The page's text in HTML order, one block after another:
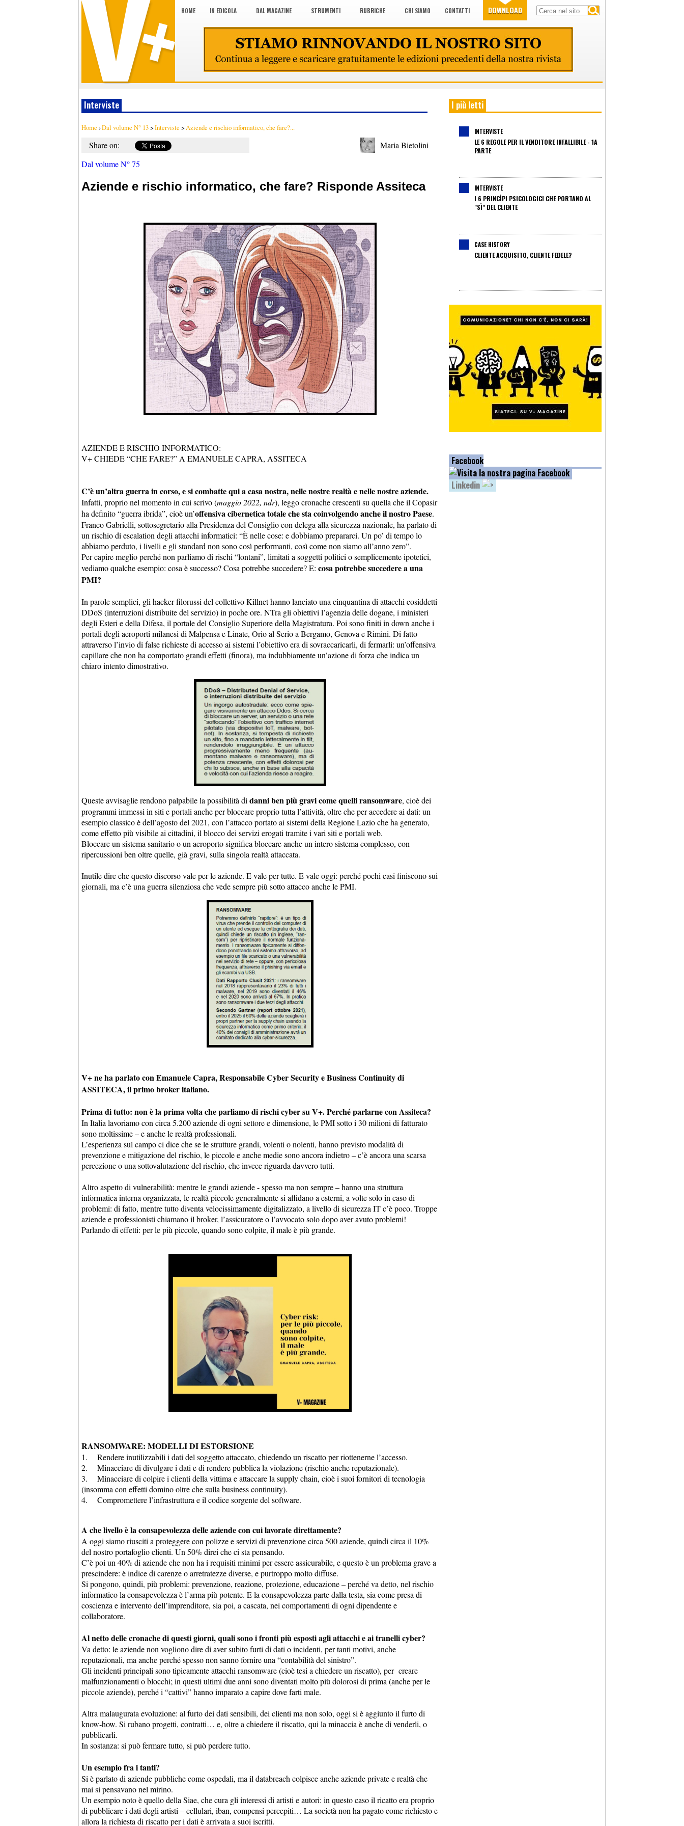
HOME IN EDICOLA DAL MAGAZINE STRUMENTI RUBRICHE CHI SIAMO CONTATTI DOWNLOAD
Interviste
Home ›Dal volume N° 13>Interviste >Aziende e rischio informatico, che fare?...
Share on:
Maria Bietolini
Dal volume N° 75
Aziende e rischio informatico, che fare? Risponde Assiteca
AZIENDE E RISCHIO INFORMATICO:
V+ CHIEDE “CHE FARE?” A EMANUELE CAPRA, ASSITECA
C’è un’altra guerra in corso, e si combatte qui a casa nostra, nelle nostre realtà e nelle nostre aziende.
Infatti, proprio nel momento in cui scrivo (maggio 2022, ndr), leggo cronache crescenti su quella che il Copasir
ha definito “guerra ibrida”, cioè un’offensiva cibernetica totale che sta coinvolgendo anche il nostro Paese.
Franco Gabrielli, sottosegretario alla Presidenza del Consiglio con delega alla sicurezza nazionale, ha parlato di
un rischio di escalation degli attacchi informatici: “È nelle cose: e dobbiamo prepararci. Un po’ di tempo lo
abbiamo perduto, i livelli e gli standard non sono così performanti, così come non siamo all’anno zero”.
Per capire meglio perché non parliamo di rischi “lontani”, limitati a soggetti politici o semplicemente ipotetici,
vediamo qualche esempio: cosa è successo? Cosa potrebbe succedere? E: cosa potrebbe succedere a una
PMI?
In parole semplici, gli hacker filorussi del collettivo Killnet hanno lanciato una cinquantina di attacchi cosiddetti
DDoS (interruzioni distribuite del servizio) in poche ore. NTra gli obiettivi l’agenzia delle dogane, i ministeri
degli Esteri e della Difesa, il portale del Consiglio Superiore della Magistratura. Poi sono finiti in down anche i
portali degli aeroporti milanesi di Malpensa e Linate, Orio al Serio a Bergamo, Genova e Rimini. Di fatto
attraverso l’invio di false richieste di accesso ai sistemi l’obiettivo era di sovraccaricarli, di fermarli: un’offensiva
capillare che non ha comportato grandi effetti (finora), ma indubbiamente un’azione di forza che indica un
chiaro intento dimostrativo.
Queste avvisaglie rendono palpabile la possibilità di danni ben più gravi come quelli ransomware, cioè dei
programmi immessi in siti e portali anche per bloccare proprio tutta l’attività, oltre che per accedere ai dati: un
esempio classico è dell’agosto del 2021, con l’attacco portato ai sistemi della Regione Lazio che ha generato,
come effetto più visibile ai cittadini, il blocco dei servizi erogati tramite i vari siti e portali web.
Bloccare un sistema sanitario o un aeroporto significa bloccare anche un intero sistema complesso, con
ripercussioni ben oltre quelle, già gravi, sulla singola realtà attaccata.
Inutile dire che questo discorso vale per le aziende. E vale per tutte. E vale oggi: perché pochi casi finiscono sui
giornali, ma c’è una guerra silenziosa che vede sempre più sotto attacco anche le PMI.
V+ ne ha parlato con Emanuele Capra, Responsabile Cyber Security e Business Continuity di
ASSITECA, il primo broker italiano.
Prima di tutto: non è la prima volta che parliamo di rischi cyber su V+. Perché parlarne con Assiteca?
In Italia lavoriamo con circa 5.200 aziende di ogni settore e dimensione, le PMI sotto i 30 milioni di fatturato
sono moltissime – e anche le realtà professionali.
L’esperienza sul campo ci dice che se le strutture grandi, volenti o nolenti, hanno previsto modalità di
prevenzione e mitigazione del rischio, le piccole e anche medie sono ancora indietro – c’è ancora una scarsa
percezione o una sottovalutazione del rischio, che invece riguarda davvero tutti.
Altro aspetto di vulnerabilità: mentre le grandi aziende - spesso ma non sempre – hanno una struttura
informatica interna organizzata, le realtà piccole generalmente si affidano a esterni, a volte solo in caso di
problemi: di fatto, mentre tutto diventa velocissimamente digitalizzato, a livello di sicurezza IT c’è poco. Troppe
aziende e professionisti chiamano il broker, l’assicuratore o l’avvocato solo dopo aver avuto problemi!
Parlando di effetti: per le più piccole, quando sono colpite, il male è più grande.
RANSOMWARE: MODELLI DI ESTORSIONE
1. Rendere inutilizzabili i dati del soggetto attaccato, chiedendo un riscatto per riottenerne l’accesso.
2. Minacciare di divulgare i dati e di rendere pubblica la violazione (rischio anche reputazionale).
3. Minacciare di colpire i clienti della vittima e attaccare la supply chain, cioè i suoi fornitori di tecnologia
(insomma con effetti domino oltre che sulla business continuity).
4. Compromettere l’infrastruttura e il codice sorgente del software.
A che livello è la consapevolezza delle aziende con cui lavorate direttamente?
A oggi siamo riusciti a proteggere con polizze e servizi di prevenzione circa 500 aziende, quindi circa il 10%
del nostro portafoglio clienti. Un 50% direi che ci sta pensando.
C’è poi un 40% di aziende che non ha i requisiti minimi per essere assicurabile, e questo è un problema grave a
prescindere: è indice di carenze o arretratezze diverse, e purtroppo molto diffuse.
Si pongono, quindi, più problemi: prevenzione, reazione, protezione, educazione – perché va detto, nel rischio
informatico la consapevolezza è l’arma più potente. E la consapevolezza parte dalla testa, sia come presa di
coscienza e intervento dell’imprenditore, sia poi, a cascata, nei comportamenti di ogni dipendente e
collaboratore.
Al netto delle cronache di questi giorni, quali sono i fronti più esposti agli attacchi e ai tranelli cyber?
Va detto: le aziende non vogliono dire di aver subito furti di dati o incidenti, per tanti motivi, anche
reputazionali, ma anche perché spesso non sanno fornire una “contabilità del sinistro”.
Gli incidenti principali sono tipicamente attacchi ransomware (cioè tesi a chiedere un riscatto), per creare
malfunzionamenti o blocchi; in questi ultimi due anni sono diventati molto più dolorosi di prima (anche per le
piccole aziende), perché i “cattivi” hanno imparato a capire dove farti male.
Altra malaugurata evoluzione: al furto dei dati sensibili, dei clienti ma non solo, oggi si è aggiunto il furto di
know-how. Si rubano progetti, contratti… e, oltre a chiedere il riscatto, qui la minaccia è anche di venderli, o
pubblicarli.
In sostanza: si può fermare tutto, si può perdere tutto.
Un esempio fra i tanti?
Si è parlato di aziende pubbliche come ospedali, ma il databreach colpisce anche aziende private e realtà che
mai si pensavano nel mirino.
Un esempio noto è quello della Siae, che cura gli interessi di artisti e autori: in questo caso il ricatto era proprio
di pubblicare i dati degli artisti – cellulari, iban, compensi percepiti… La società non ha pagato come richiesto e
allora la richiesta di riscatto per i dati è arrivata a suoi iscritti.
I più letti
INTERVISTE
LE 6 REGOLE PER IL VENDITORE INFALLIBILE - 1A
PARTE
INTERVISTE
I 6 PRINCÌPI PSICOLOGICI CHE PORTANO AL
"SÌ" DEL CLIENTE
CASE HISTORY
CLIENTE ACQUISITO, CLIENTE FEDELE?
Facebook
Linkedin